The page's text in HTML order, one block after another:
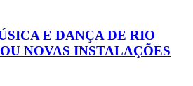
E DANÇA DE RIO
NOVAS INSTALAÇÕES